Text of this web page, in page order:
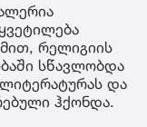
რელიგიის
სწავლობდა
და
ჰქონდა.